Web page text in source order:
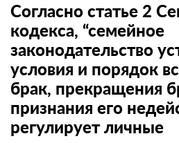
Согласно статье 2
кодекса, “семейное
законодательство
условия и порядок
брак, прекращения
признания его
регулирует личные